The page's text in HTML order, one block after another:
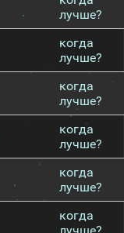
лучше?
когда
лучше?
когда
лучше?
когда
лучше?
когда
лучше?
когда